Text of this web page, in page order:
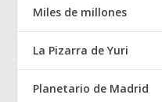
Miles de millones
La Pizarra de Yuri
Planetario de Madrid